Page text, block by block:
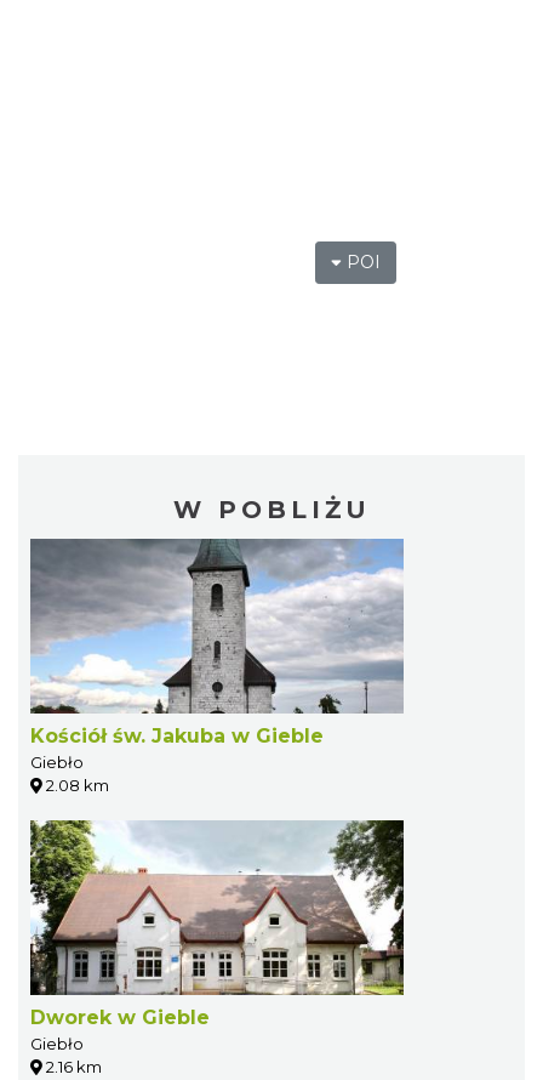
POI
W POBLIŻU
Kościół św. Jakuba w Gieble
Giebło
2.08 km
Dworek w Gieble
Giebło
2.16 km